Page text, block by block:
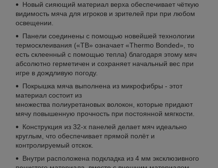
Новый сияющий материал верха обеспечивает чёткую
видимость мяча для игроков и зрителей при при любом
освещении.
Панели соединены с помощью новейшей технологии
термосклеивания («TB» означает «Thermo Bonded», то
есть склеенный с помощью тепла) благодаря этому мяч
абсолютно герметичен и сохраняет начальный вес при
игре в дождливую погоду.
Покрышка мяча выполнена из микрофибры - этот
материал состоит из
множества полиуретановых волокон, которые придают
мячу повышенную прочность при постоянной мягкости.
Конструкция из 32-х панелей делает мяч идеально
круглым, что обеспечивает прямой полёт и
контролируемый отскок.
Внутри расположена подкладка из 4 мм эксклюзивного